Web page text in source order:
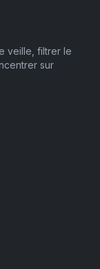
veille, filtrer le
sur